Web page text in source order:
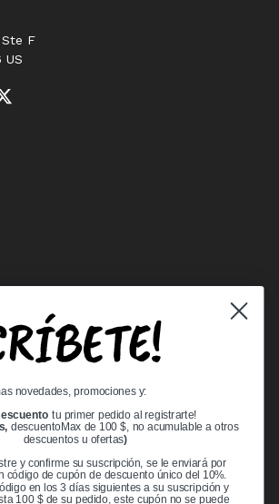
F
US
Twitter
Center
to Ball Bearings
novedades, promociones y:
tu primer pedido al registrarte!
descuentoMax de 100 $, no acumulable a otros
descuentos u ofertas)
y confirme su suscripción, se le enviará por
código de cupón de descuento único del 10%.
en los 3 días siguientes a su suscripción y
100 $ de su pedido, este cupón no se puede